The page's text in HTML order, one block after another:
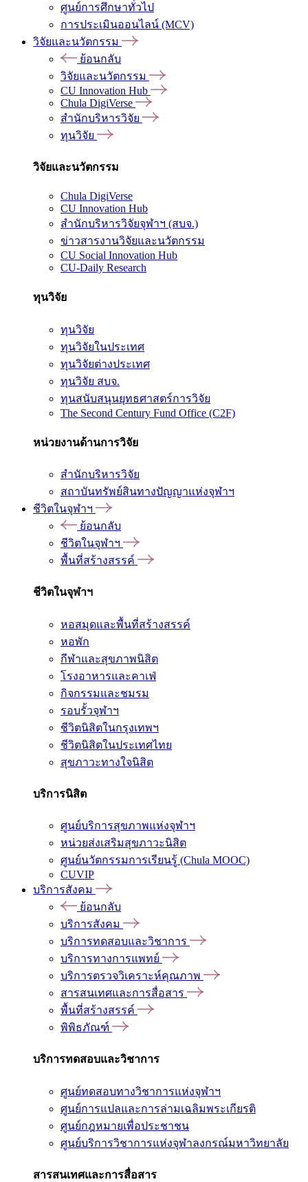
ศูนย์การศึกษาทั่วไป
การประเมินออนไลน์ (MCV)
วิจัยและนวัตกรรม
ย้อนกลับ
วิจัยและนวัตกรรม
CU Innovation Hub
Chula DigiVerse
สำนักบริหารวิจัย
ทุนวิจัย
วิจัยและนวัตกรรม
Chula DigiVerse
CU Innovation Hub
สำนักบริหารวิจัยจุฬาฯ (สบจ.)
ข่าวสารงานวิจัยและนวัตกรรม
CU Social Innovation Hub
CU-Daily Research
ทุนวิจัย
ทุนวิจัย
ทุนวิจัยในประเทศ
ทุนวิจัยต่างประเทศ
ทุนวิจัย สบจ.
ทุนสนับสนุนยุทธศาสตร์การวิจัย
The Second Century Fund Office (C2F)
หน่วยงานด้านการวิจัย
สำนักบริหารวิจัย
สถาบันทรัพย์สินทางปัญญาแห่งจุฬาฯ
ชีวิตในจุฬาฯ
ย้อนกลับ
ชีวิตในจุฬาฯ
พื้นที่สร้างสรรค์
ชีวิตในจุฬาฯ
หอสมุดและพื้นที่สร้างสรรค์
หอพัก
กีฬาและสุขภาพนิสิต
โรงอาหารและคาเฟ่
กิจกรรมและชมรม
รอบรั้วจุฬาฯ
ชีวิตนิสิตในกรุงเทพฯ
ชีวิตนิสิตในประเทศไทย
สุขภาวะทางใจนิสิต
บริการนิสิต
ศูนย์บริการสุขภาพแห่งจุฬาฯ
หน่วยส่งเสริมสุขภาวะนิสิต
ศูนย์นวัตกรรมการเรียนรู้ (Chula MOOC)
CUVIP
บริการสังคม
ย้อนกลับ
บริการสังคม
บริการทดสอบและวิชาการ
บริการทางการแพทย์
บริการตรวจวิเคราะห์คุณภาพ
สารสนเทศและการสื่อสาร
พื้นที่สร้างสรรค์
พิพิธภัณฑ์
บริการทดสอบและวิชาการ
ศูนย์ทดสอบทางวิชาการแห่งจุฬาฯ
ศูนย์การแปลและการล่ามเฉลิมพระเกียรติ
ศูนย์กฎหมายเพื่อประชาชน
ศูนย์บริการวิชาการแห่งจุฬาลงกรณ์มหาวิทยาลัย
สารสนเทศและการสื่อสาร